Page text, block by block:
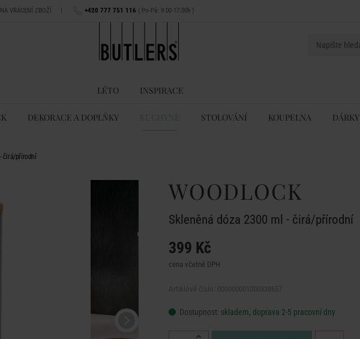
VRÁCENÍ ZBOŽÍ | +420 777 751 116 ( Po-Pá: 9:00-17:00h )
LÉTO INSPIRACE
DEKORACE A DOPLŇKY KUCHYNĚ STOLOVÁNÍ KOUPELNA DÁRKY
čirá/přírodní
WOODLOCK
Skleněná dóza 2300 ml - čirá/přírodní
399 Kč
cena včetně DPH
Dostupnost: skladem, doprava 2-5 pracovní dny